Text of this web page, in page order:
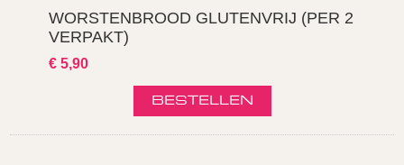
WORSTENBROOD GLUTENVRIJ (PER 2
VERPAKT)
€ 5,90